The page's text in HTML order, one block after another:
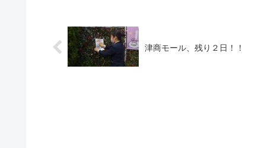
津商モール、残り２日！！